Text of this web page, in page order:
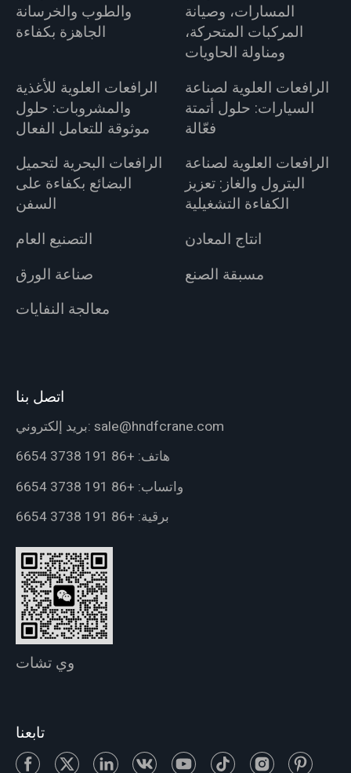
والطوب والخرسانة
الجاهزة بكفاءة
المسارات، وصيانة
المركبات المتحركة،
ومناولة الحاويات
الرافعات العلوية للأغذية
والمشروبات: حلول
موثوقة للتعامل الفعال
الرافعات العلوية لصناعة
السيارات: حلول أتمتة
فعّالة
الرافعات البحرية لتحميل
البضائع بكفاءة على
السفن
الرافعات العلوية لصناعة
البترول والغاز: تعزيز
الكفاءة التشغيلية
التصنيع العام
انتاج المعادن
صناعة الورق
مسبقة الصنع
معالجة النفايات
اتصل بنا
بريد إلكتروني: sale@hndfcrane.com
هاتف: +86 191 3738 6654
واتساب: +86 191 3738 6654
برقية: +86 191 3738 6654
وي تشات
تابعنا